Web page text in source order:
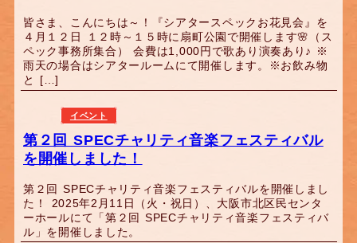
皆さま、こんにちは～！『シアタースペックお花見会』を
４月１２日 １２時～１５時に扇町公園で開催します🌸（ス
ペック事務所集合） 会費は1,000円で歌あり演奏あり♪ ※
雨天の場合はシアタールームにて開催します。※お飲み物
と […]
イベント
第２回 SPECチャリティ音楽フェスティバル
を開催しました！
第２回 SPECチャリティ音楽フェスティバルを開催しまし
た！ 2025年2月11日（火・祝日）、大阪市北区民センタ
ーホールにて「第２回 SPECチャリティ音楽フェスティバ
ル」を開催しました。